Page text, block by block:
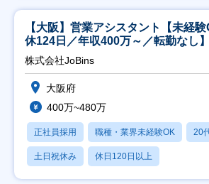
【大阪】営業アシスタント【未経
休124日／年収400万～／転勤なし】
株式会社JoBins
大阪府
400万~480万
正社員採用 職種・業界未経験OK 20
土日祝休み 休日120日以上